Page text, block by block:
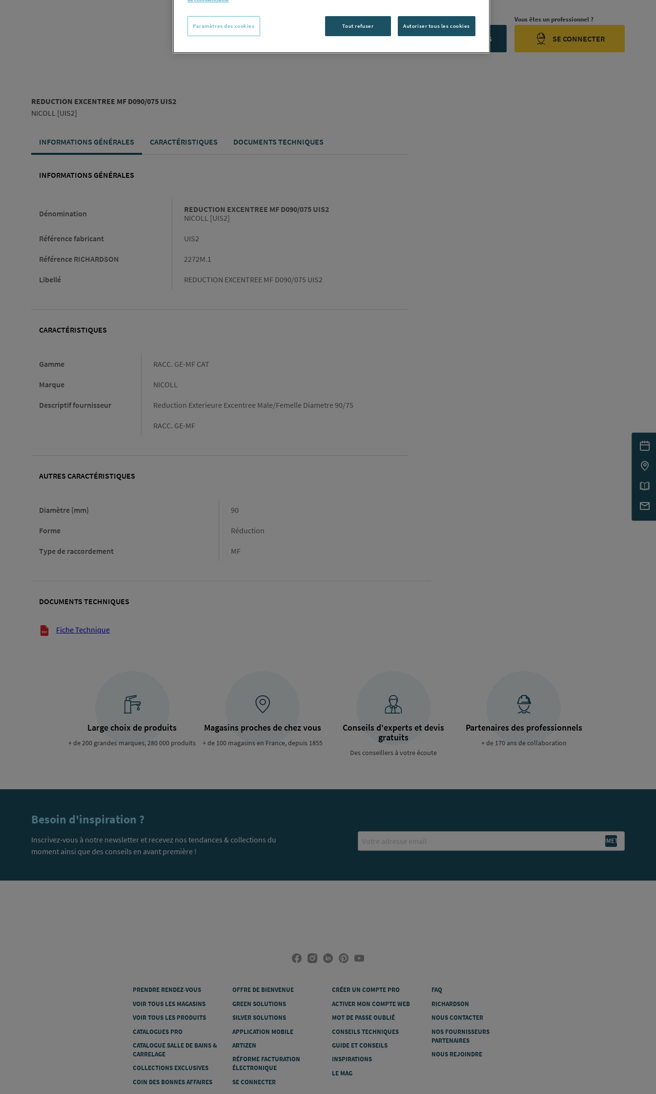
Vous avez un projet ?
CONTACTEZ-NOUS
Vous êtes un professionnel ?
SE CONNECTER
REDUCTION EXCENTREE MF D090/075 UIS2
NICOLL [UIS2]
INFORMATIONS GÉNÉRALES CARACTÉRISTIQUES DOCUMENTS TECHNIQUES
INFORMATIONS GÉNÉRALES
Dénomination
REDUCTION EXCENTREE MF D090/075 UIS2
NICOLL [UIS2]
Référence fabricant UIS2
Référence RICHARDSON 2272M.1
Libellé REDUCTION EXCENTREE MF D090/075 UIS2
CARACTÉRISTIQUES
Gamme RACC. GE-MF CAT
Marque NICOLL
Descriptif fournisseur Reduction Exterieure Excentree Male/Femelle Diametre 90/75
RACC. GE-MF
AUTRES CARACTÉRISTIQUES
Diamètre (mm)
Diamètre
90
Forme Forme
Réduction
Type de raccordement
Type
MF
DOCUMENTS TECHNIQUES
Documents techniques
Fiche Technique
Large choix de produits
+ de 200 grandes marques, 280 000 produits
Magasins proches de chez vous
+ de 100 magasins en France, depuis 1855
Conseils d'experts et devis
gratuits
Des conseillers à votre écoute
Partenaires des professionnels
+ de 170 ans de collaboration
Besoin d'inspiration ?
Inscrivez-vous à notre newsletter et recevez nos tendances & collections du
moment ainsi que des conseils en avant première !
PRENDRE RENDEZ-VOUS
VOIR TOUS LES MAGASINS
VOIR TOUS LES PRODUITS
CATALOGUES PRO
CATALOGUE SALLE DE BAINS &
CARRELAGE
COLLECTIONS EXCLUSIVES
COIN DES BONNES AFFAIRES
OFFRE DE BIENVENUE
GREEN SOLUTIONS
SILVER SOLUTIONS
APPLICATION MOBILE
ARTIZEN
RÉFORME FACTURATION
ÉLECTRONIQUE
SE CONNECTER
CRÉER UN COMPTE PRO
ACTIVER MON COMPTE WEB
MOT DE PASSE OUBLIÉ
CONSEILS TECHNIQUES
GUIDE ET CONSEILS
INSPIRATIONS
LE MAG
FAQ
RICHARDSON
NOUS CONTACTER
NOS FOURNISSEURS
PARTENAIRES
NOUS REJOINDRE
Tout refuser Autoriser tous les cookies
Paramètres des cookies